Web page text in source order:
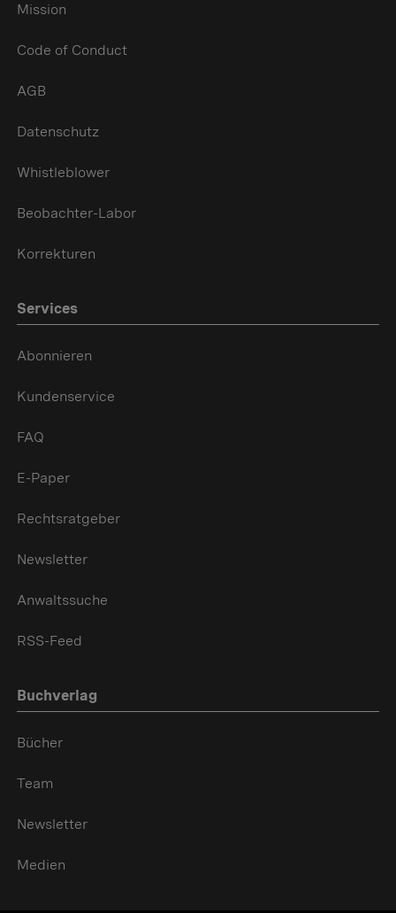
Mission
Code of Conduct
AGB
Datenschutz
Whistleblower
Beobachter-Labor
Korrekturen
Services
Abonnieren
Kundenservice
FAQ
E-Paper
Rechtsratgeber
Newsletter
Anwaltssuche
RSS-Feed
Buchverlag
Bücher
Team
Newsletter
Medien